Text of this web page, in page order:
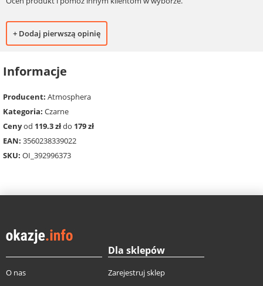
+ Dodaj pierwszą opinię
Informacje
Producent: Atmosphera
Kategoria: Czarne
Cenyod 119.3 złdo 179 zł
EAN: 3560238339022
SKU: OI_392996373
O nas
Dla sklepów
Zarejestruj sklep